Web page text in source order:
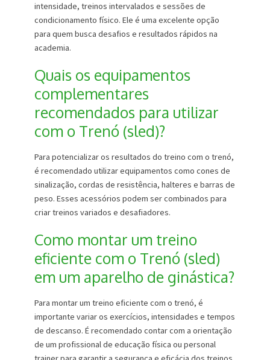
intensidade, treinos intervalados e sessões de
condicionamento físico. Ele é uma excelente opção
para quem busca desafios e resultados rápidos na
academia.
Quais os equipamentos
complementares
recomendados para utilizar
com o Trenó (sled)?
Para potencializar os resultados do treino com o trenó,
é recomendado utilizar equipamentos como cones de
sinalização, cordas de resistência, halteres e barras de
peso. Esses acessórios podem ser combinados para
criar treinos variados e desafiadores.
Como montar um treino
eficiente com o Trenó (sled)
em um aparelho de ginástica?
Para montar um treino eficiente com o trenó, é
importante variar os exercícios, intensidades e tempos
de descanso. É recomendado contar com a orientação
de um profissional de educação física ou personal